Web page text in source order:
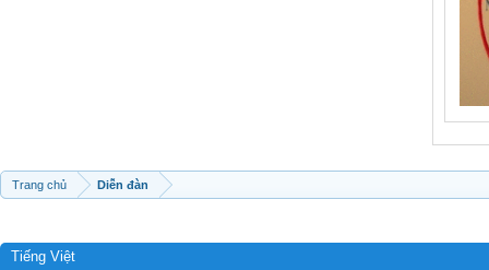
Trang chủ Diễn đàn
Tiếng Việt